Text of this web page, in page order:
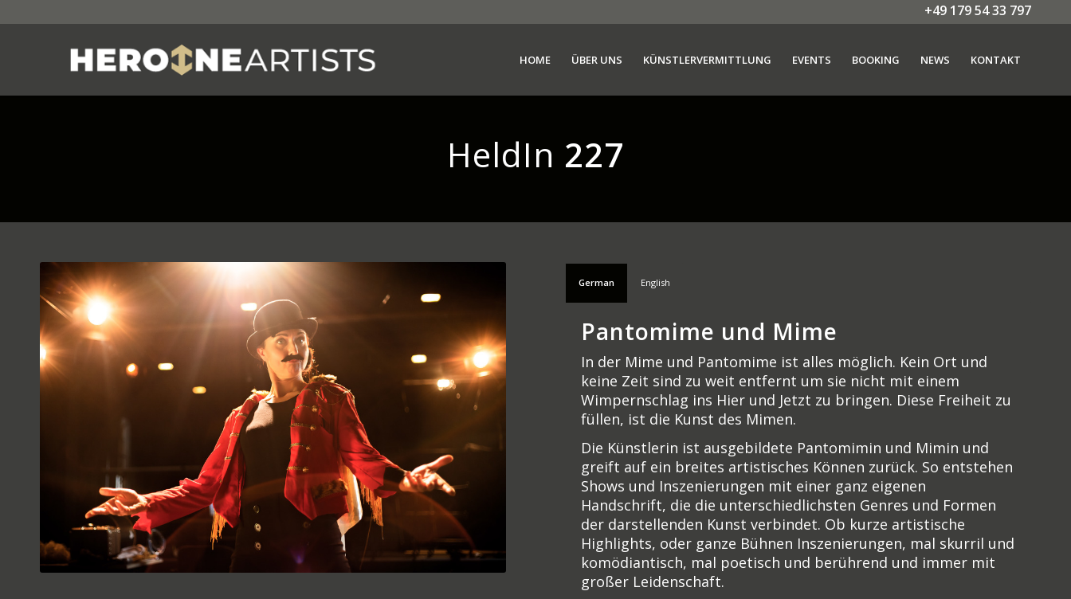
+49 179 54 33 797
HOME ÜBER UNS KÜNSTLERVERMITTLUNG EVENTS BOOKING NEWS KONTAKT
HeldIn 227
German English
Pantomime und Mime
In der Mime und Pantomime ist alles möglich. Kein Ort und
keine Zeit sind zu weit entfernt um sie nicht mit einem
Wimpernschlag ins Hier und Jetzt zu bringen. Diese Freiheit zu
füllen, ist die Kunst des Mimen.
Die Künstlerin ist ausgebildete Pantomimin und Mimin und
greift auf ein breites artistisches Können zurück. So entstehen
Shows und Inszenierungen mit einer ganz eigenen
Handschrift, die die unterschiedlichsten Genres und Formen
der darstellenden Kunst verbindet. Ob kurze artistische
Highlights, oder ganze Bühnen Inszenierungen, mal skurril und
komödiantisch, mal poetisch und berührend und immer mit
großer Leidenschaft.